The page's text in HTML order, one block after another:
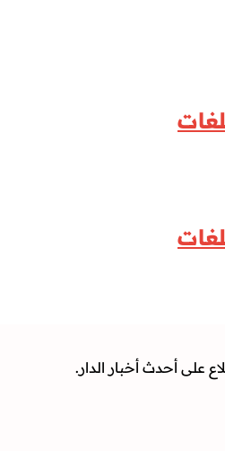
على أحدث أخبار الدار.